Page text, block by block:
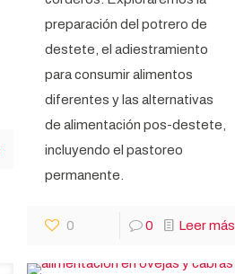
preparación del potrero de
destete, el adiestramiento
para consumir alimentos
diferentes y las alternativas
de alimentación pos-destete,
incluyendo el pastoreo
permanente.
0 0 Leer más